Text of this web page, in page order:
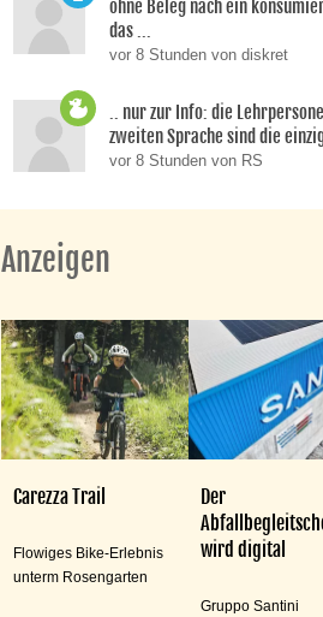
ohne Beleg nach ein
das ...
vor 8 Stunden von diskret
.. nur zur Info: die
zweiten Sprache sind die
vor 8 Stunden von RS
Anzeigen
Carezza Trail
Flowiges Bike-Erlebnis
unterm Rosengarten
Der
wird digital
Gruppo Santini